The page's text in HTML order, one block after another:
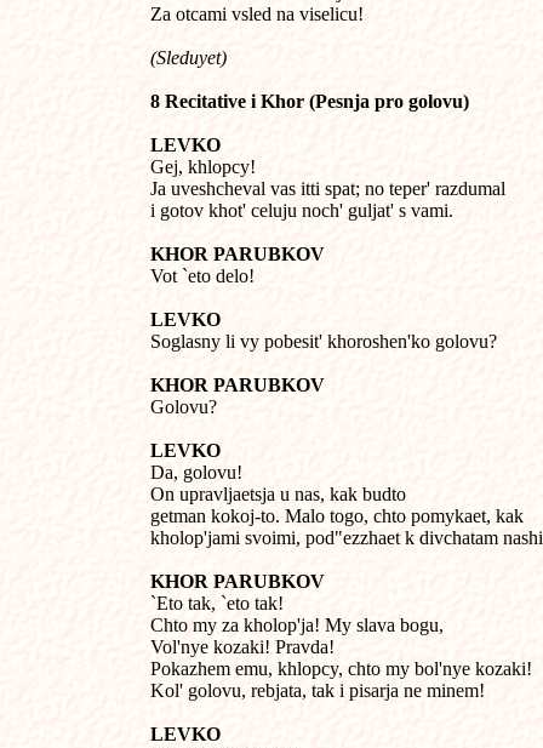
Za otcami vsled na viselicu!
(Sleduyet)
8 Recitative i Khor (Pesnja pro golovu)
LEVKO
Gej, khlopcy!
Ja uveshcheval vas itti spat; no teper' razdumal
i gotov khot' celuju noch' guljat' s vami.
KHOR PARUBKOV
Vot `eto delo!
LEVKO
Soglasny li vy pobesit' khoroshen'ko golovu?
KHOR PARUBKOV
Golovu?
LEVKO
Da, golovu!
On upravljaetsja u nas, kak budto
getman kokoj-to. Malo togo, chto pomykaet, kak
kholop'jami svoimi, pod"ezzhaet k divchatam
KHOR PARUBKOV
`Eto tak, `eto tak!
Chto my za kholop'ja! My slava bogu,
Vol'nye kozaki! Pravda!
Pokazhem emu, khlopcy, chto my bol'nye kozaki!
Kol' golovu, rebjata, tak i pisarja ne minem!
LEVKO